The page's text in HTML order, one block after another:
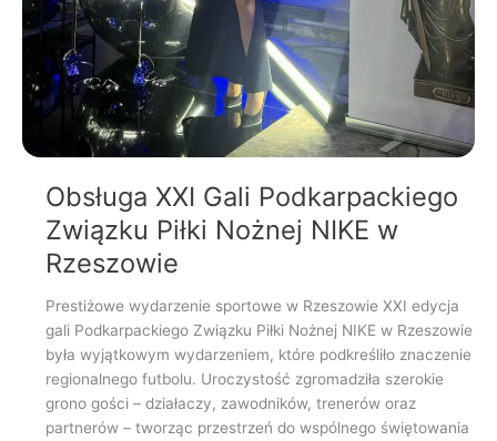
Obsługa XXI Gali Podkarpackiego
Związku Piłki Nożnej NIKE w
Rzeszowie
Prestiżowe wydarzenie sportowe w Rzeszowie XXI edycja
gali Podkarpackiego Związku Piłki Nożnej NIKE w Rzeszowie
była wyjątkowym wydarzeniem, które podkreśliło znaczenie
regionalnego futbolu. Uroczystość zgromadziła szerokie
grono gości – działaczy, zawodników, trenerów oraz
partnerów – tworząc przestrzeń do wspólnego świętowania